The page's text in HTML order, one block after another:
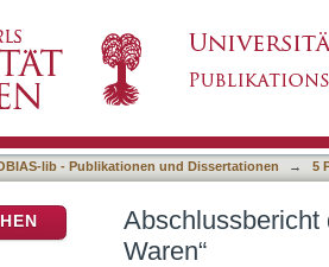
lib - Publikationen und Dissertationen → 5
Abschlussbericht
Waren“